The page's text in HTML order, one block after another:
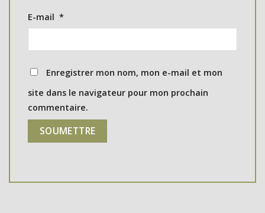
E-mail *
Enregistrer mon nom, mon e-mail et mon
site dans le navigateur pour mon prochain
commentaire.